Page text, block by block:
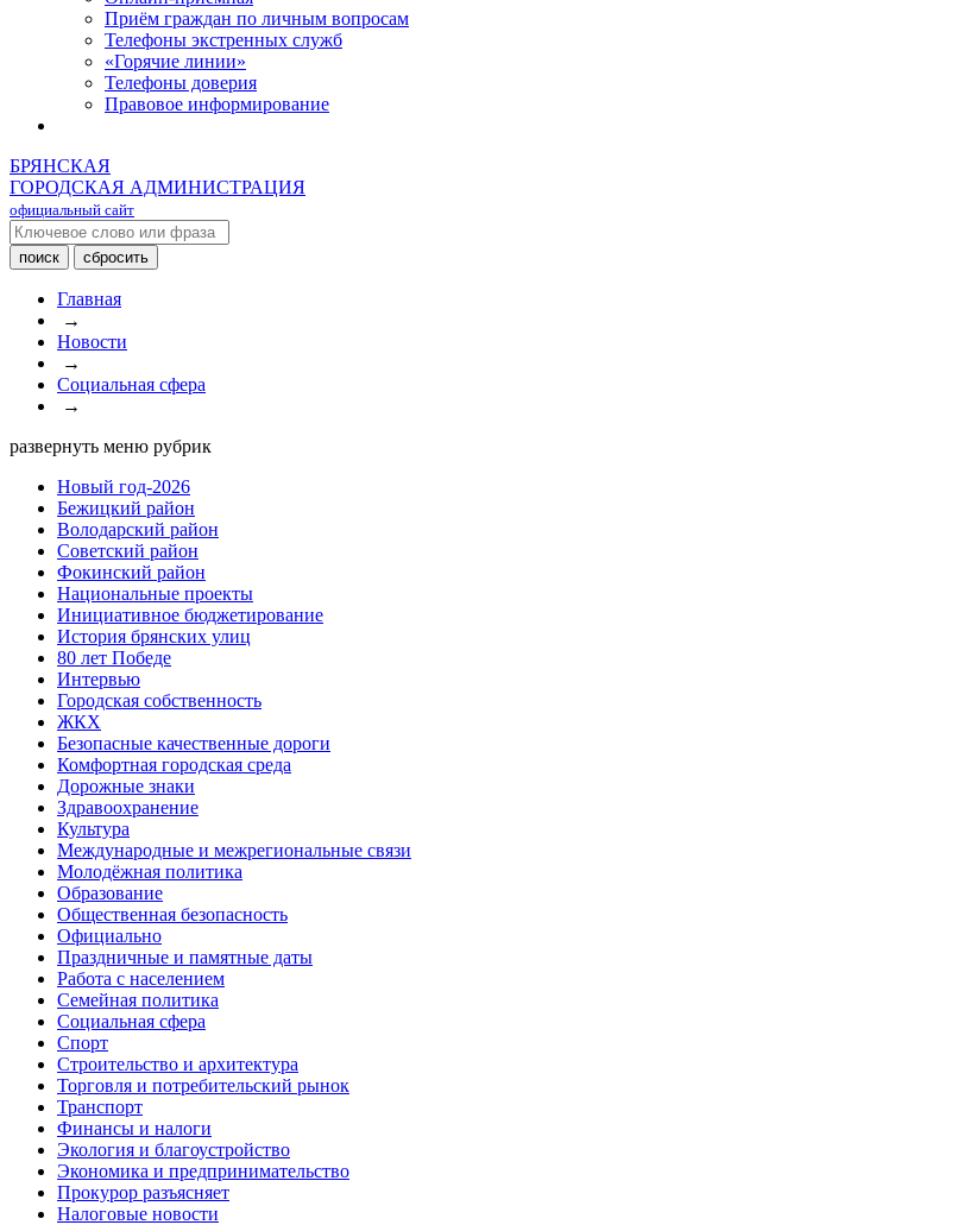
Приём граждан по личным вопросам
Телефоны экстренных служб
«Горячие линии»
Телефоны доверия
Правовое информирование
БРЯНСКАЯ
ГОРОДСКАЯ АДМИНИСТРАЦИЯ
официальный сайт
Главная
→
Новости
→
Социальная сфера
→
развернуть меню рубрик
Новый год-2026
Бежицкий район
Володарский район
Советский район
Фокинский район
Национальные проекты
Инициативное бюджетирование
История брянских улиц
80 лет Победе
Интервью
Городская собственность
ЖКХ
Безопасные качественные дороги
Комфортная городская среда
Дорожные знаки
Здравоохранение
Культура
Международные и межрегиональные связи
Молодёжная политика
Образование
Общественная безопасность
Официально
Праздничные и памятные даты
Работа с населением
Семейная политика
Социальная сфера
Спорт
Строительство и архитектура
Торговля и потребительский рынок
Транспорт
Финансы и налоги
Экология и благоустройство
Экономика и предпринимательство
Прокурор разъясняет
Налоговые новости